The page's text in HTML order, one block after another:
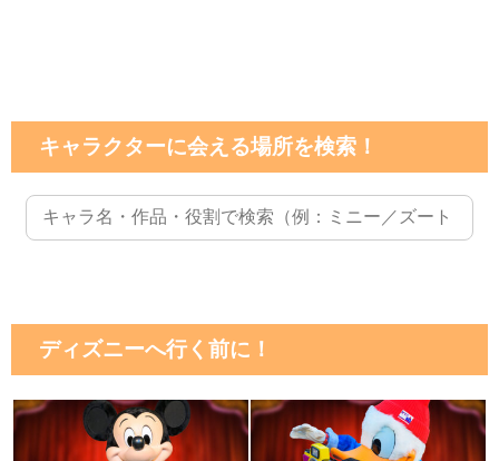
キャラクターに会える場所を検索！
ディズニーへ行く前に！